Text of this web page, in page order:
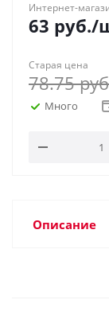
Интернет-
63 руб./
Старая цена
78.75
Много
Описание